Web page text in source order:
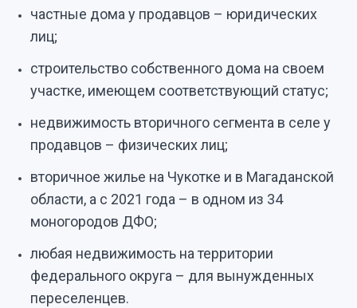
частные дома у продавцов – юридических
лиц;
строительство собственного дома на своем
участке, имеющем соответствующий статус;
недвижимость вторичного сегмента в селе у
продавцов – физических лиц;
вторичное жилье на Чукотке и в Магаданской
области, а с 2021 года – в одном из 34
моногородов ДФО;
любая недвижимость на территории
федерального округа – для вынужденных
переселенцев.